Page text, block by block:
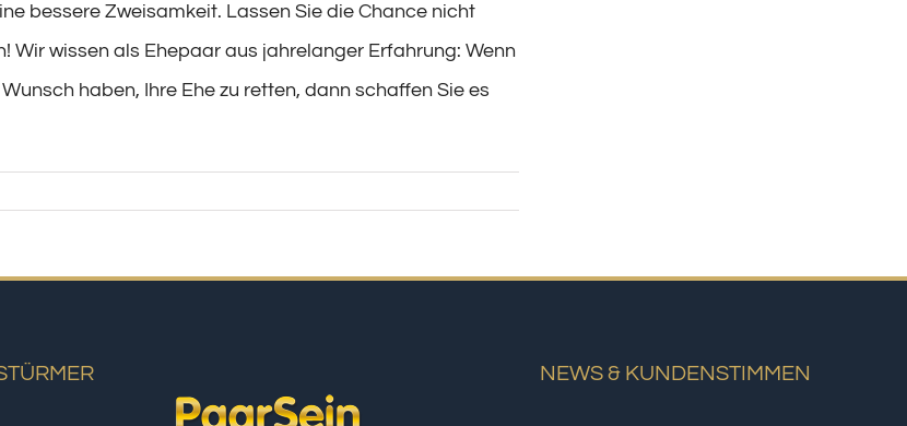
bessere Zweisamkeit. Lassen Sie die Chance nicht
Wir wissen als Ehepaar aus jahrelanger Erfahrung: Wenn
haben, Ihre Ehe zu retten, dann schaffen Sie es
NEWS & KUNDENSTIMMEN